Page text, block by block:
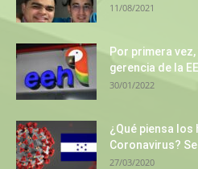
11/08/2021
Por primera
gerencia de la
30/01/2022
¿Qué piensa los
Coronavirus?
27/03/2020